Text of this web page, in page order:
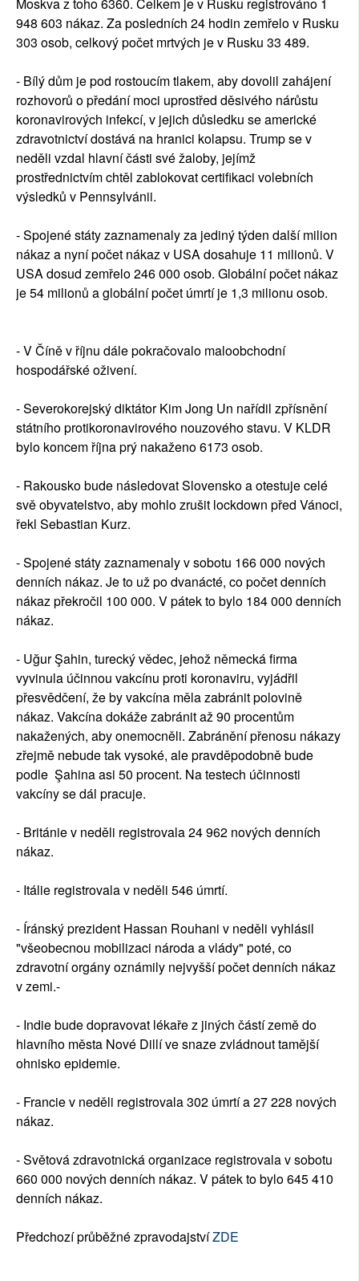
Moskva z toho 6360. Celkem je v Rusku registrováno 1
948 603 nákaz. Za posledních 24 hodin zemřelo v Rusku
303 osob, celkový počet mrtvých je v Rusku 33 489.
- Bílý dům je pod rostoucím tlakem, aby dovolil zahájení
rozhovorů o předání moci uprostřed děsivého nárůstu
koronavirových infekcí, v jejich důsledku se americké
zdravotnictví dostává na hranici kolapsu. Trump se v
neděli vzdal hlavní části své žaloby, jejímž
prostřednictvím chtěl zablokovat certifikaci volebních
výsledků v Pennsylvánii.
- Spojené státy zaznamenaly za jediný týden další milion
nákaz a nyní počet nákaz v USA dosahuje 11 milionů. V
USA dosud zemřelo 246 000 osob. Globální počet nákaz
je 54 milionů a globální počet úmrtí je 1,3 milionu osob.
- V Číně v říjnu dále pokračovalo maloobchodní
hospodářské oživení.
- Severokorejský diktátor Kim Jong Un nařídil zpřísnění
státního protikoronavirového nouzového stavu. V KLDR
bylo koncem října prý nakaženo 6173 osob.
- Rakousko bude následovat Slovensko a otestuje celé
svě obyvatelstvo, aby mohlo zrušit lockdown před Vánoci,
řekl Sebastian Kurz.
- Spojené státy zaznamenaly v sobotu 166 000 nových
denních nákaz. Je to už po dvanácté, co počet denních
nákaz překročil 100 000. V pátek to bylo 184 000 denních
nákaz.
- Uğur Şahin, turecký vědec, jehož německá firma
vyvinula účinnou vakcínu proti koronaviru, vyjádřil
přesvědčení, že by vakcína měla zabránit polovině
nákaz. Vakcína dokáže zabránit až 90 procentům
nakažených, aby onemocněli. Zabránění přenosu nákazy
zřejmě nebude tak vysoké, ale pravděpodobně bude
podle Şahina asi 50 procent. Na testech účinnosti
vakcíny se dál pracuje.
- Británie v neděli registrovala 24 962 nových denních
nákaz.
- Itálie registrovala v neděli 546 úmrtí.
- Íránský prezident Hassan Rouhani v neděli vyhlásil
"všeobecnou mobilizaci národa a vlády" poté, co
zdravotní orgány oznámily nejvyšší počet denních nákaz
v zemi.-
- Indie bude dopravovat lékaře z jiných částí země do
hlavního města Nové Dillí ve snaze zvládnout tamější
ohnisko epidemie.
- Francie v neděli registrovala 302 úmrtí a 27 228 nových
nákaz.
- Světová zdravotnická organizace registrovala v sobotu
660 000 nových denních nákaz. V pátek to bylo 645 410
denních nákaz.
Předchozí průběžné zpravodajstvíZDE